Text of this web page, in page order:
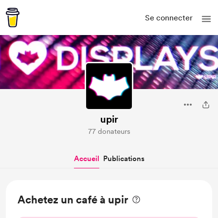
Se connecter
upir
77 donateurs
Accueil Publications
Achetez un café à upir